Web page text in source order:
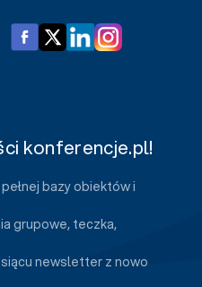
konferencje.pl!
bazy obiektów i
grupowe, teczka,
newsletter z nowo